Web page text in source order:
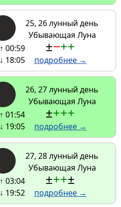
25, 26 лунный день
Убывающая Луна
↑ 00:59
↓ 18:05
±−++
подробнее →
26, 27 лунный день
Убывающая Луна
↑ 01:54
↓ 19:05
±+++
подробнее →
27, 28 лунный день
Убывающая Луна
↑ 03:04
↓ 19:52
±++±
подробнее →